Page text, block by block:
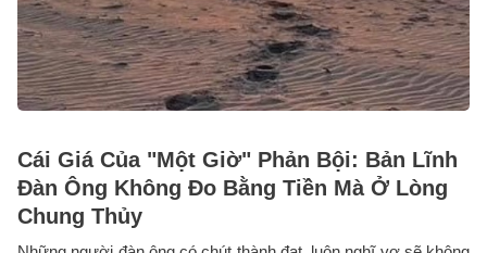
Cái Giá Của "Một Giờ" Phản Bội: Bản Lĩnh
Đàn Ông Không Đo Bằng Tiền Mà Ở Lòng
Chung Thủy